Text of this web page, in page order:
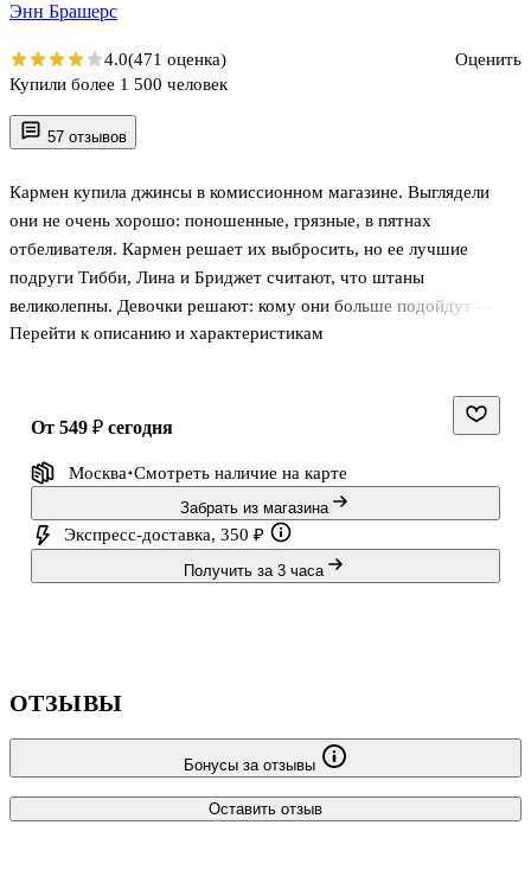
57 отзывов
Кармен купила джинсы в комиссионном магазине. Выглядели
они не очень хорошо: поношенные, грязные, в пятнах
отбеливателя. Кармен решает их выбросить, но ее лучшие
подруги Тибби, Лина и Бриджет считают, что штаны
великолепны. Девочки решают: кому они больше подойдут —
тому и достанутся.
идеально. Даже Кармен, которой никогда не нравится, как на ней
подруги решают создать Союз «Волшебные Штаны»... А на
следующий день наступают летние каникулы, и девочки
прощаются до нового учебного года.
Перейти к описанию и характеристикам
Энн Брашерс
4.0(471 оценка)
Оценить
Купили более 1 500 человек
от 549 ₽ сегодня
Москва Смотреть наличие на карте
Забрать из магазина
Экспресс-доставка, 350 ₽
Получить за 3 часа
ОТЗЫВЫ
Бонусы за отзывы
Оставить отзыв